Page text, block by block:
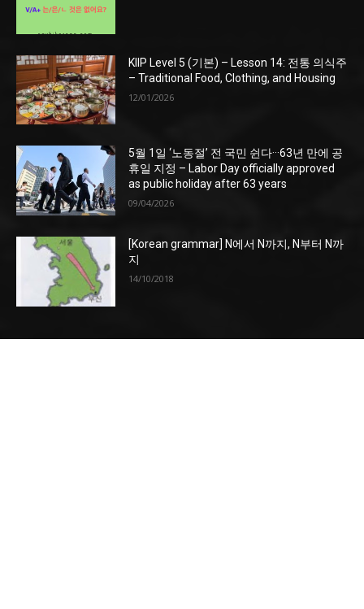
KIIP Level 5 (기본) – Lesson 14: 전통 의식주
– Traditional Food, Clothing, and Housing
12/01/2026
5월 1일 ‘노동절’ 전 국민 쉰다···63년 만에 공
휴일 지정 – Labor Day officially approved
as public holiday after 63 years
09/04/2026
[Korean grammar] N에서 N까지, N부터 N까
지
14/10/2018